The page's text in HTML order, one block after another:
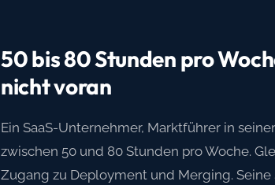
50 bis 80 Stunden pro
nicht voran
Ein SaaS-Unternehmer, Marktführer in
zwischen 50 und 80 Stunden pro Woche.
Zugang zu Deployment und Merging.